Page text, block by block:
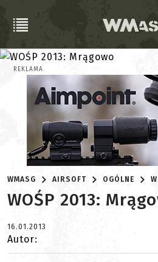
REKLAMA
WMASG AIRSOFT OGÓLNE
WOŚP 2013:
16.01.2013
Autor: